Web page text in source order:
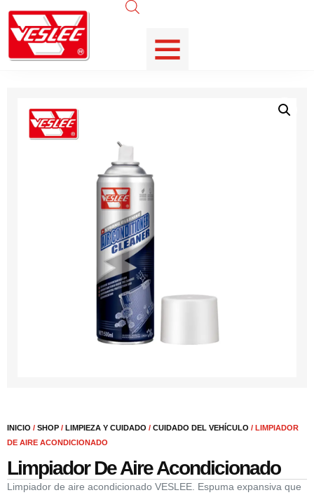
INICIO / SHOP / LIMPIEZA Y CUIDADO / CUIDADO DEL VEHÍCULO / LIMPIADOR
DE AIRE ACONDICIONADO
Limpiador De Aire Acondicionado
Limpiador de aire acondicionado VESLEE. Espuma expansiva que